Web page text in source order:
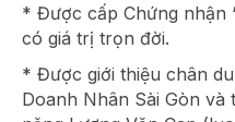
* Được cấp Chứng nhận
có giá trị trọn đời.
* Được giới thiệu chân
Doanh Nhân Sài Gòn và